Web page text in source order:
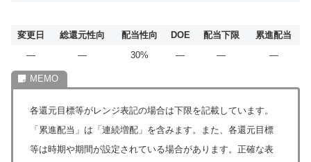
変更日 総還元性向 配当性向 DOE 配当下限
累進配当
―
― 30% ― ― ―
各還元目標等がレンジ表記の場合は下限を記載しています。
「累進配当」は「連続増配」を含みます。また、各還元目標
等は時期や期間が設定されている場合があります。正確な表